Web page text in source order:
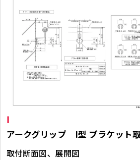
I
アークグリップ I型 ブラケット
取付断面図、展開図